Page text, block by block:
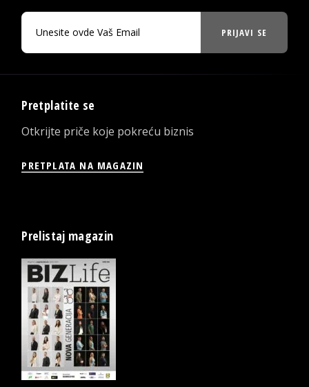
PRIJAVI SE
Pretplatite se
Otkrijte priče koje pokreću biznis
PRETPLATA NA MAGAZIN
Prelistaj magazin